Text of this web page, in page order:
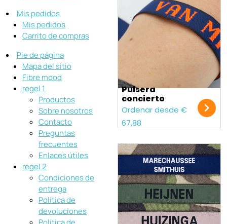
Mis pedidos
Mis pedidos
Carrito de compras
Pie de página
Mapa del sitio
Fibre mood
regel 1
Productos
Sobre nosotros
Contacto
Preguntas
frecuentes
Enlaces útiles
regel 2
Condiciones de
entrega
Política de
devoluciones
Pulsera
concierto
Ordenar desde €
67,88